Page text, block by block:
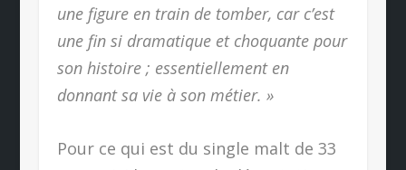
une figure en train de tomber, car c’est
une fin si dramatique et choquante pour
son histoire ; essentiellement en
donnant sa vie à son métier. »
Pour ce qui est du single malt de 33